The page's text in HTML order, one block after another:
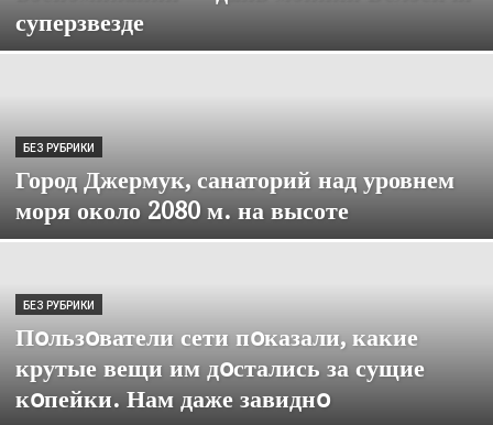
суперзвезде
БЕЗ РУБРИКИ
Город Джермук, санаторий над уровнем
моря около 2080 м. на высоте
БЕЗ РУБРИКИ
Пօльзօватели сети пօказали, какие
крутые вещи им дօстались за сущие
кօпейки. Нам даже завиднօ